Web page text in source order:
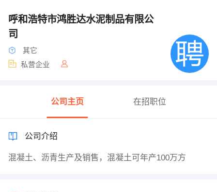
呼和浩特市鸿胜达水泥制品有限公
司
其它
私营企业
公司主页 在招职位
公司介绍
混凝土、沥青生产及销售，混凝土可年产100万方